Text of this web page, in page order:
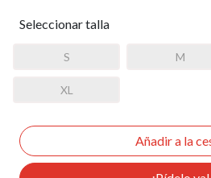
Seleccionar talla
S M
XL